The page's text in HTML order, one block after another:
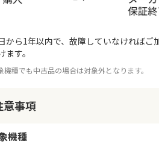
から1年以内で、故障していなければご
ます。
種でも中古品の場合は対象外となります。
意事項
機種